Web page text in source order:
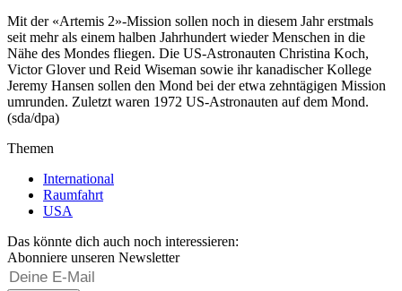
Mit der «Artemis 2»-Mission sollen noch in diesem Jahr erstmals
seit mehr als einem halben Jahrhundert wieder Menschen in die
Nähe des Mondes fliegen. Die US-Astronauten Christina Koch,
Victor Glover und Reid Wiseman sowie ihr kanadischer Kollege
Jeremy Hansen sollen den Mond bei der etwa zehntägigen Mission
umrunden. Zuletzt waren 1972 US-Astronauten auf dem Mond.
(sda/dpa)
Themen
International
Raumfahrt
USA
Das könnte dich auch noch interessieren:
Abonniere unseren Newsletter